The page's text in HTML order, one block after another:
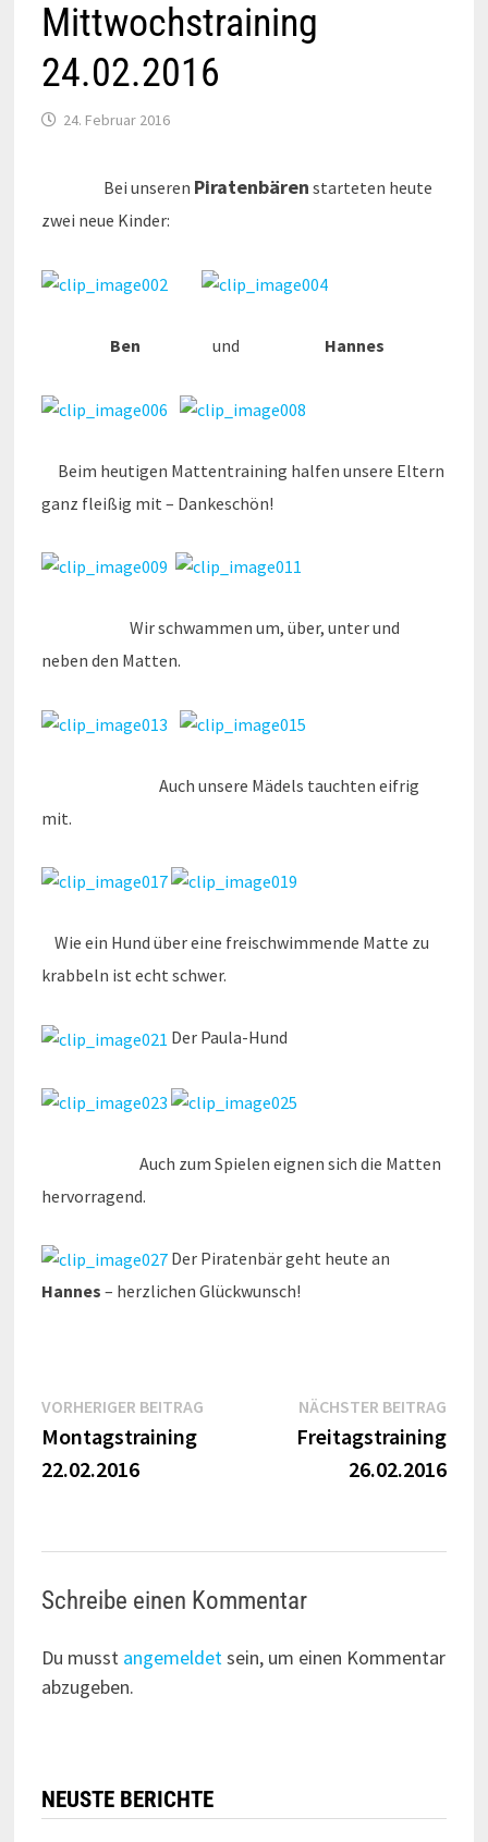
Mittwochstraining
24.02.2016
24. Februar 2016
Bei unseren Piratenbären starteten heute
zwei neue Kinder:
Ben und Hannes
Beim heutigen Mattentraining halfen unsere Eltern
ganz fleißig mit – Dankeschön!
Wir schwammen um, über, unter und
neben den Matten.
Auch unsere Mädels tauchten eifrig
mit.
Wie ein Hund über eine freischwimmende Matte zu
krabbeln ist echt schwer.
Der Paula-Hund
Auch zum Spielen eignen sich die Matten
hervorragend.
Der Piratenbär geht heute an
Hannes – herzlichen Glückwunsch!
Beitragsnavigation
VORHERIGER BEITRAGVorheriger
Montagstraining
22.02.2016
NÄCHSTER BEITRAG
Freitagstraining
26.02.2016
Schreibe einen Kommentar
Du musst angemeldetsein, um einen Kommentar
abzugeben.
NEUSTE BERICHTE